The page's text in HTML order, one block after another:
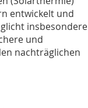
entwickelt und
insbesondere
und
nachträglichen